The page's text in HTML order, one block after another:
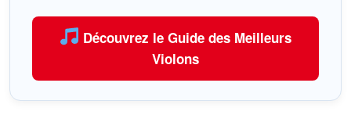
Découvrez le Guide des Meilleurs
Violons